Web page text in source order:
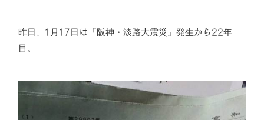
昨日、1月17日は『阪神・淡路大震災』発生から22年
目。